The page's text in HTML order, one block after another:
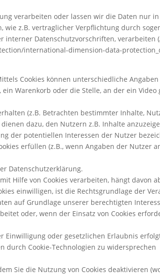
verarbeiten oder lassen wir die Daten nur in
z.B. vertraglicher Verpflichtung durch
interner Datenschutzvorschriften, verarbeiten
international-dimension-data-
Cookies können unterschiedliche
Warenkorb oder die Stelle, an der ein Video
(z.B. Betrachten bestimmter Inhalte,
dazu, den Nutzern z.B. Inhalte
der potentiellen Interessen der Nutzer
erfüllen (z.B., wenn Angaben der Nutzer
Datenschutzerklärung.
Hilfe von Cookies verarbeiten, hängt davon
einwilligen, ist die Rechtsgrundlage der
auf Grundlage unserer berechtigten
oder, wenn der Einsatz von Cookies
oder gesetzlichen Erlaubnis
Cookie-Technologien zu widersprechen
Sie die Nutzung von Cookies deaktivieren